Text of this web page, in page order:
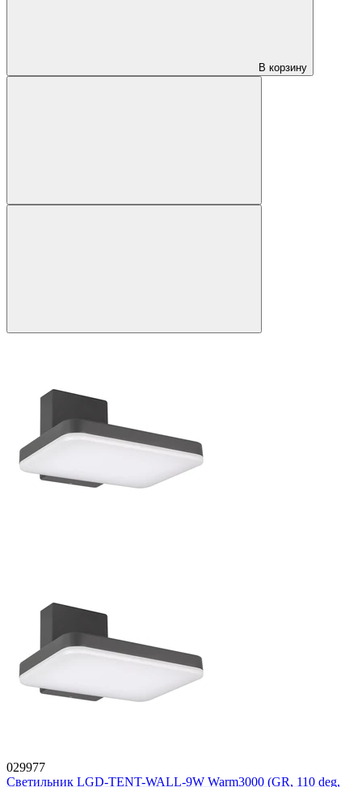
В корзину
029977
Светильник LGD-TENT-WALL-9W Warm3000 (GR, 110 deg,